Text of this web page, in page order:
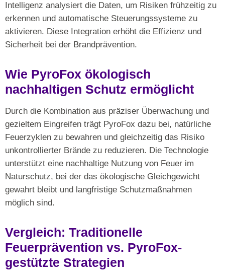
Intelligenz analysiert die Daten, um Risiken frühzeitig zu
erkennen und automatische Steuerungssysteme zu
aktivieren. Diese Integration erhöht die Effizienz und
Sicherheit bei der Brandprävention.
Wie PyroFox ökologisch
nachhaltigen Schutz ermöglicht
Durch die Kombination aus präziser Überwachung und
gezieltem Eingreifen trägt PyroFox dazu bei, natürliche
Feuerzyklen zu bewahren und gleichzeitig das Risiko
unkontrollierter Brände zu reduzieren. Die Technologie
unterstützt eine nachhaltige Nutzung von Feuer im
Naturschutz, bei der das ökologische Gleichgewicht
gewahrt bleibt und langfristige Schutzmaßnahmen
möglich sind.
Vergleich: Traditionelle
Feuerprävention vs. PyroFox-
gestützte Strategien